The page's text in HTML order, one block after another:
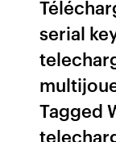
serial
Tagged